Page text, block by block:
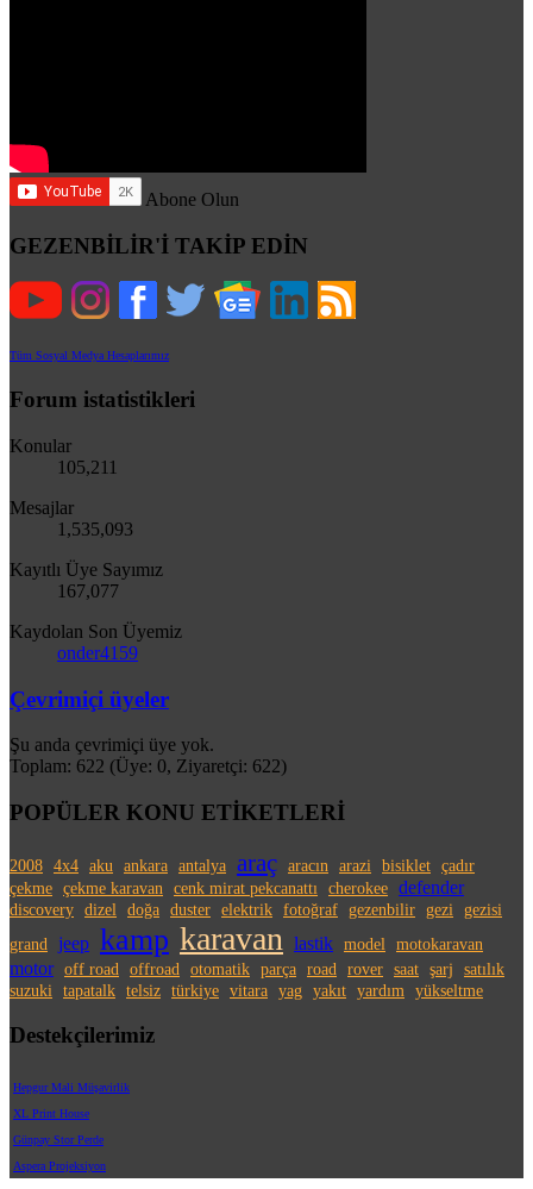
Abone Olun
GEZENBİLİR'İ TAKİP EDİN
Tüm Sosyal Medya Hesaplarımız
Forum istatistikleri
Konular
105,211
Mesajlar
1,535,093
Kayıtlı Üye Sayımız
167,077
Kaydolan Son Üyemiz
onder4159
Çevrimiçi üyeler
Şu anda çevrimiçi üye yok.
Toplam: 622 (Üye: 0, Ziyaretçi: 622)
POPÜLER KONU ETİKETLERİ
2008 4x4 aku ankara antalya araç aracın arazi bisiklet çadır
çekme çekme karavan cenk mirat pekcanattı cherokee defender
discovery dizel doğa duster elektrik fotoğraf gezenbilir gezi
gezisi
grand
jeep kamp karavan lastik model motokaravan
motor off road offroad otomatik parça road rover saat şarj
satılık
suzuki
tapatalk telsiz türkiye vitara yag yakıt yardım yükseltme
Destekçilerimiz
Hepgur Mali Müşavirlik
XL Print House
Günpay Stor Perde
Aspera Projeksiyon